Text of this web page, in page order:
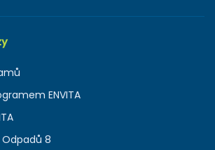
ENVITA
Odpadů 8